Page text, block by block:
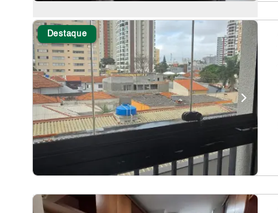
Destaque